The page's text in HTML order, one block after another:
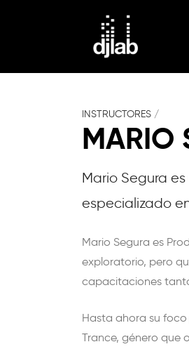
INSTRUCTORES /
MARIO
Mario Segura
especializado
Mario Segura es
exploratorio, pero
capacitaciones
Hasta ahora su
Trance, género que